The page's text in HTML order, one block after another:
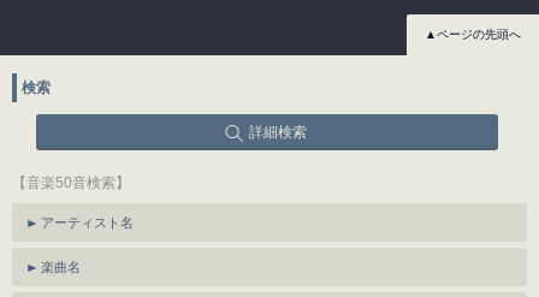
▲ページの先頭へ
検索
詳細検索
【音楽50音検索】
アーティスト名
楽曲名